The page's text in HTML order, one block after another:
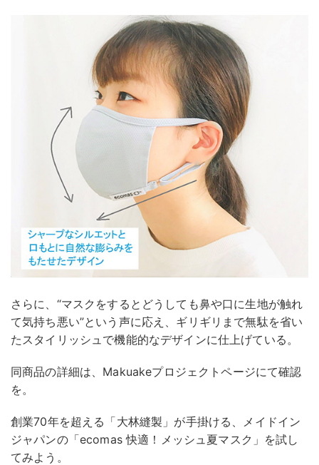
さらに、“マスクをするとどうしても鼻や口に生地が触れ
て気持ち悪い”という声に応え、ギリギリまで無駄を省い
たスタイリッシュで機能的なデザインに仕上げている。
同商品の詳細は、Makuakeプロジェクトページにて確認
を。
創業70年を超える「大林縫製」が手掛ける、メイドイン
ジャパンの「ecomas 快適！メッシュ夏マスク」を試し
てみよう。